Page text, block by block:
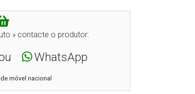
» contacte o produtor:
WhatsApp
móvel nacional